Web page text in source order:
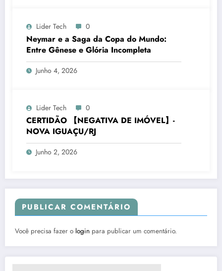
Lider Tech 0
Neymar e a Saga da Copa do Mundo:
Entre Gênese e Glória Incompleta
Junho 4, 2026
Lider Tech 0
CERTIDÃO 【NEGATIVA DE IMÓVEL】-
NOVA IGUAÇU/RJ
Junho 2, 2026
PUBLICAR COMENTÁRIO
Você precisa fazer o login para publicar um comentário.